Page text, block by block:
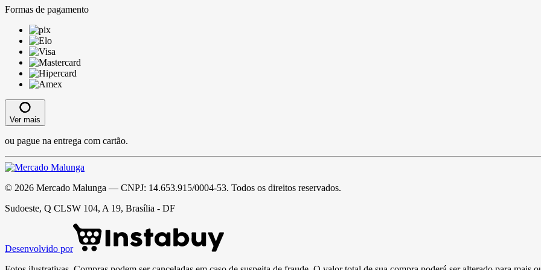
Formas de pagamento
Ver mais
ou pague na entrega com cartão.
© 2026 Mercado Malunga — CNPJ: 14.653.915/0004-53. Todos os direitos reservados.
Sudoeste, Q CLSW 104, A 19, Brasília - DF
Desenvolvido por